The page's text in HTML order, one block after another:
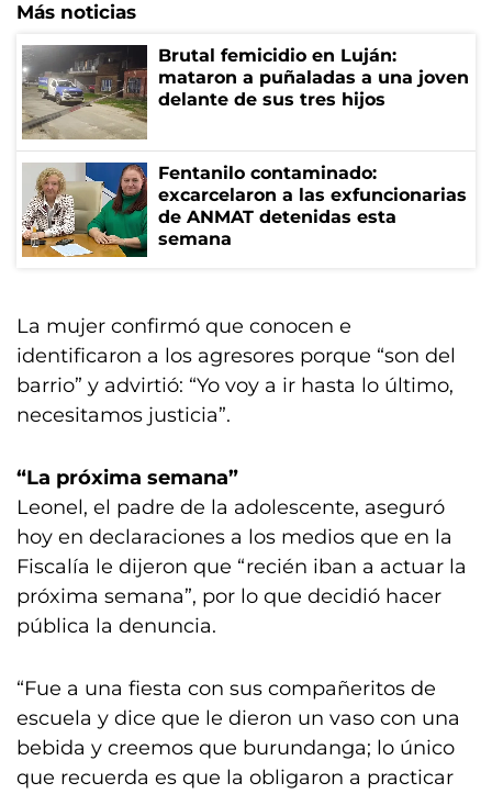
Más noticias
Brutal femicidio en Luján:
mataron a puñaladas a una joven
delante de sus tres hijos
Fentanilo contaminado:
excarcelaron a las exfuncionarias
de ANMAT detenidas esta
semana
La mujer confirmó que conocen e
identificaron a los agresores porque “son del
barrio” y advirtió: “Yo voy a ir hasta lo último,
necesitamos justicia”.
“La próxima semana”
Leonel, el padre de la adolescente, aseguró
hoy en declaraciones a los medios que en la
Fiscalía le dijeron que “recién iban a actuar la
próxima semana”, por lo que decidió hacer
pública la denuncia.
“Fue a una fiesta con sus compañeritos de
escuela y dice que le dieron un vaso con una
bebida y creemos que burundanga; lo único
que recuerda es que la obligaron a practicar